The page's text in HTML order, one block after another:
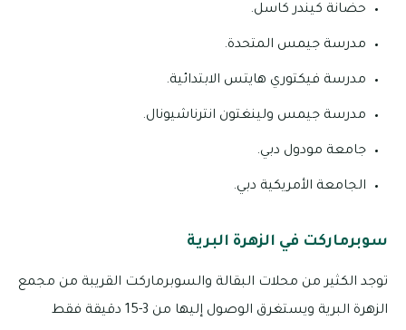
حضانة كيندر كاسل.
مدرسة جيمس المتحدة.
مدرسة فيكتوري هايتس الابتدائية.
مدرسة جيمس ولينغتون انترناشيونال.
جامعة مودول دبي.
الجامعة الأمريكية دبي.
سوبرماركت في الزهرة البرية
توجد الكثير من محلات البقالة والسوبرماركت القريبة من مجمع
الزهرة البرية ويستغرق الوصول إليها من 3-15 دقيقة فقط